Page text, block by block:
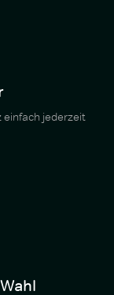
einfach jederzeit